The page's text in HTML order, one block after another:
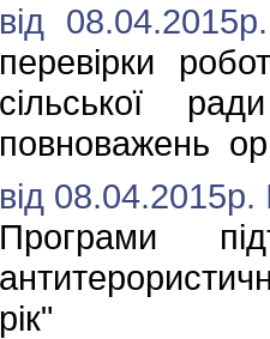
від
перевірки
сільської
повноважень
від
Програми
рік"